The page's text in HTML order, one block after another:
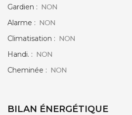
Gardien : NON
Alarme : NON
Climatisation : NON
Handi. : NON
Cheminée : NON
BILAN ÉNERGÉTIQUE